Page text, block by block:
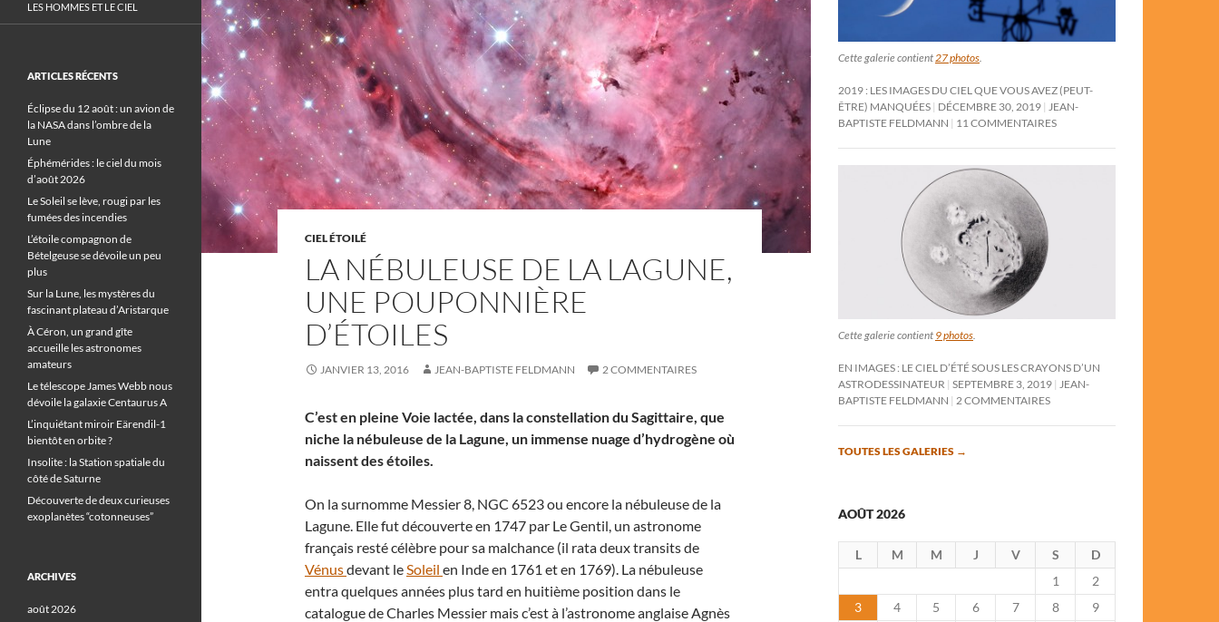
CIEL ÉTOILÉ
LA NÉBULEUSE DE LA LAGUNE,
UNE POUPONNIÈRE
D’ÉTOILES
JANVIER 13, 2016 JEAN-BAPTISTE FELDMANN 2 COMMENTAIRES
C’est en pleine Voie lactée, dans la constellation du Sagittaire, que
niche la nébuleuse de la Lagune, un immense nuage d’hydrogène où
naissent des étoiles.
On la surnomme Messier 8, NGC 6523 ou encore la nébuleuse de la
Lagune. Elle fut découverte en 1747 par Le Gentil, un astronome
français resté célèbre pour sa malchance (il rata deux transits de
Vénusdevant leSoleil en Inde en 1761 et en 1769). La nébuleuse
entra quelques années plus tard en huitième position dans le
catalogue de Charles Messier mais c’est à l’astronome anglaise Agnès
Cette galerie contient27 photos.
2019 : LES IMAGES DU CIEL QUE VOUS AVEZ (PEUT-
ÊTRE) MANQUÉES DÉCEMBRE 30, 2019 JEAN-
BAPTISTE FELDMANN
11 COMMENTAIRES
Cette galerie contient 9 photos
EN IMAGES : LE CIEL D’ÉTÉ SOUS LES CRAYONS D’UN
ASTRODESSINATEUR SEPTEMBRE 3, 2019
JEAN-
BAPTISTE FELDMANN
2 COMMENTAIRES
TOUTES LES GALERIES →
AOÛT 2026
L M M J V S
D
1
2
3
4 5 6 7 8
9
LES HOMMES ET LE CIEL
ARTICLES RÉCENTS
Éclipse du 12 août : un avion de
la NASA dans l’ombre de la
Lune
Éphémérides : le ciel du mois
d’août 2026
Le Soleil se lève, rougi par les
fumées des incendies
L’étoile compagnon de
Bételgeuse se dévoile un peu
plus
Sur la Lune, les mystères du
fascinant plateau d’Aristarque
À Céron, un grand gîte
accueille les astronomes
amateurs
Le télescope James Webb nous
dévoile la galaxie Centaurus A
L’inquiétant miroir Eärendil-1
bientôt en orbite ?
Insolite : la Station spatiale du
côté de Saturne
Découverte de deux curieuses
exoplanètes “cotonneuses”
ARCHIVES
août 2026